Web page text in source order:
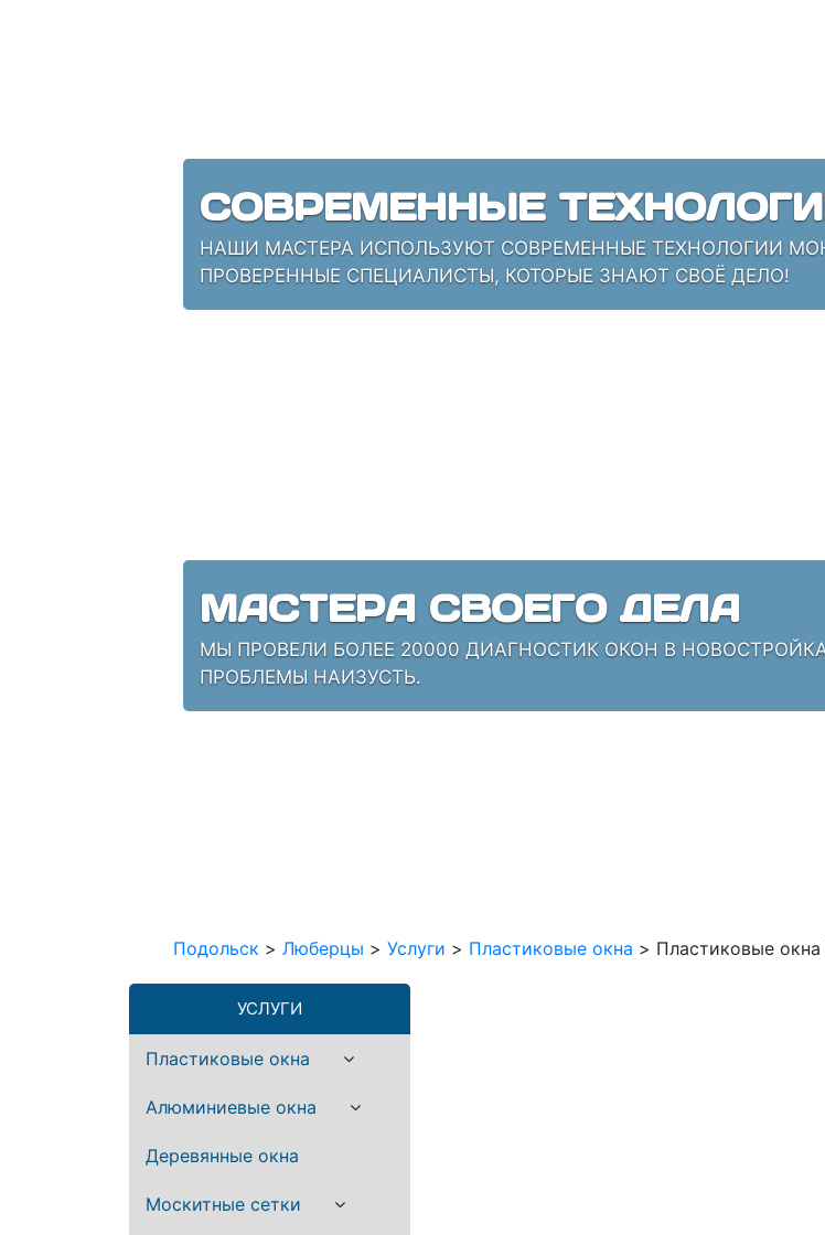
СОВРЕМЕННЫЕ
НАШИ МАСТЕРА ИСПОЛЬЗУЮТ СОВРЕМЕННЫЕ ТЕХНОЛОГИИ
ПРОВЕРЕННЫЕ СПЕЦИАЛИСТЫ, КОТОРЫЕ ЗНАЮТ СВОЁ ДЕЛО!
МАСТЕРА СВОЕГО ДЕЛА
МЫ ПРОВЕЛИ БОЛЕЕ 20000 ДИАГНОСТИК ОКОН В
ПРОБЛЕМЫ НАИЗУСТЬ.
Подольск > Люберцы > Услуги > Пластиковые окна > Пластиковые окна
УСЛУГИ
Пластиковые окна
Алюминиевые окна
Деревянные окна
Москитные сетки